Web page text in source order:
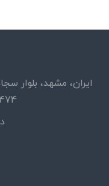
ایران، مشهد، بلوار سجاد، خیابان